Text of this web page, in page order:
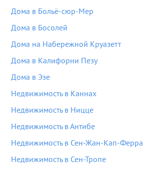
Дома в Больё-сюр-Мер
Дома в Босолей
Дома на Набережной Круазетт
Дома в Калифорни Пезу
Дома в Эзе
Недвижимость в Каннах
Недвижимость в Ницце
Недвижимость в Антибе
Недвижимость в Сен-Жан-Кап-Ферра
Недвижимость в Сен-Тропе